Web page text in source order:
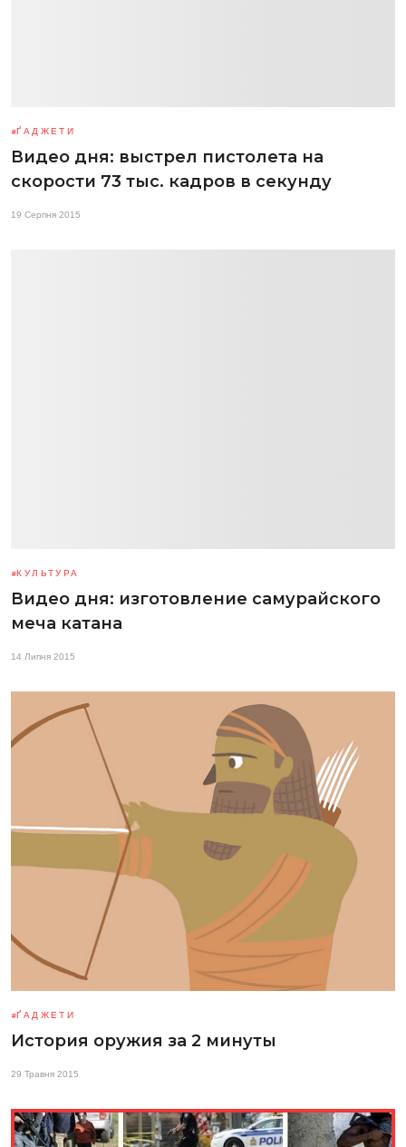
ҐАДЖЕТИ
Видео дня: выстрел пистолета на
скорости 73 тыс. кадров в секунду
19 Серпня 2015
КУЛЬТУРА
Видео дня: изготовление самурайского
меча катана
14 Липня 2015
ҐАДЖЕТИ
История оружия за 2 минуты
29 Травня 2015